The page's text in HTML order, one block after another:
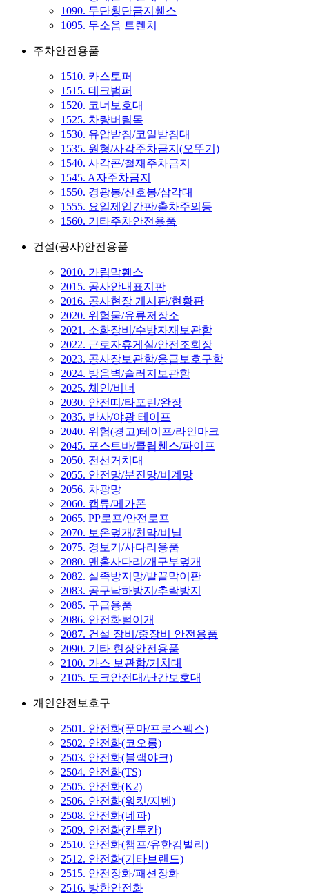
1090. 무단횡단금지휀스
1095. 무소음 트렌치
주차안전용품
1510. 카스토퍼
1515. 데크범퍼
1520. 코너보호대
1525. 차량버팀목
1530. 유압받침/코일받침대
1535. 원형/사각주차금지(오뚜기)
1540. 사각콘/철재주차금지
1545. A자주차금지
1550. 경광봉/신호봉/삼각대
1555. 요일제입간판/출차주의등
1560. 기타주차안전용품
건설(공사)안전용품
2010. 가림막휀스
2015. 공사안내표지판
2016. 공사현장 게시판/현황판
2020. 위험물/유류저장소
2021. 소화장비/수방자재보관함
2022. 근로자휴게실/안전조회장
2023. 공사장보관함/응급보호구함
2024. 방음벽/슬러지보관함
2025. 체인/비너
2030. 안전띠/타포린/완장
2035. 반사/야광 테이프
2040. 위험(경고)테이프/라인마크
2045. 포스트바/클립휀스/파이프
2050. 전선거치대
2055. 안전망/분진망/비계망
2056. 차광망
2060. 캡류/메가폰
2065. PP로프/안전로프
2070. 보온덮개/천막/비닐
2075. 경보기/사다리용품
2080. 맨홀사다리/개구부덮개
2082. 실족방지망/발끝막이판
2083. 공구낙하방지/추락방지
2085. 구급용품
2086. 안전화털이개
2087. 건설 장비/중장비 안전용품
2090. 기타 현장안전용품
2100. 가스 보관함/거치대
2105. 도크안전대/난간보호대
개인안전보호구
2501. 안전화(푸마/프로스펙스)
2502. 안전화(코오롱)
2503. 안전화(블랙야크)
2504. 안전화(TS)
2505. 안전화(K2)
2506. 안전화(워킷/지벤)
2508. 안전화(네파)
2509. 안전화(칸투칸)
2510. 안전화(챔프/유한킴벌리)
2512. 안전화(기타브랜드)
2515. 안전장화/패션장화
2516. 방한안전화